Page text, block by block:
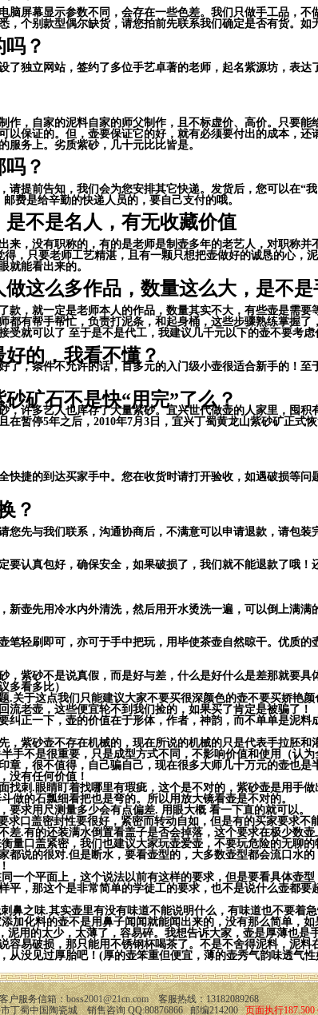
脑屏幕显示参数不同，会存在一些色差。我们只做手工品，不
，个别款型偶尔缺货，请您拍前先联系我们确定是否有货。如
？
了独立网站，签约了多位手艺卓著的老师，起名紫源坊，表
作，自家的泥料自家的师父制作，且不标虚价、高价。只要能
以保证的。但，壶要保证它的好，就有必须要付出的成本，还
服务上。劣质紫砂，几十元比比皆是。
？
请提前告知，我们会为您安排其它快递。发货后，您可以在“
邮费是给辛勤的快递人员的，要自己支付的哦。
不是名人，有无收藏价值
来，没有职称的，有的是老师是制壶多年的老艺人，对职称并
，只要老师工艺精湛，且有一颗只想把壶做好的诚恳的心，
就能看出来的。
这么多作品，数量这么大，是不
款，就一定是老师本人的作品，数量其实不大，有些壶是需要
都有帮手帮忙，负责打泥条，和起身桶，这些步骤熟练掌握
受就可以了 至于是不是代工，我建议几千元以下的壶不要考虑
的，我看不懂？
了，条件不允许的话，百多元的入门级小壶很适合新手的！至
矿石不是快“用完”了么？
，许多艺人也库存了大量紫砂。宜兴世代做壶的人家里，囤
暂停5年之后，2010年7月3日，宜兴丁蜀黄龙山紫砂矿正式
快捷的到达买家手中。您在收货时请打开验收，如遇破损等问
？
您先与我们联系，沟通协商后，不满意可以申请退款，请包装
要认真包好，确保安全，如果破损了，我们就不能退款了哦！
新壶先用冷水内外清洗，然后用开水烫洗一遍，可以倒上满满
笔轻刷即可，亦可于手中把玩，用毕使茶壶自然晾干。优质的
，紫砂不是说真假，而是好与差，什么是好什么是差那就要具
多看多比）
.关于这点我们只能建议大家不要买很深颜色的壶不要买娇艳
流老壶，这些便宜轮不到我们捡的，如果买了肯定是被骗了！
纠正一下，壶的价值在于形体，作者，神韵，而不单单是泥料
，紫砂壶不存在机械的，现在所说的机械的只是代表手拉胚和
手不是很重要，只是成型方式不同，不影响价值和使用（认
章，很不值得，自己骗自己，现在很多大师几十万元的壶也是
没有任何价值！
找刺.眼睛盯着找哪里有瑕疵，这个是不对的，紫砂壶是用手
做的石瓢细看把也是弯的。所以用放大镜看壶是不对的。
要求用尺测量多少会有点偏差. 用眼大概 看一下直的就可以。
求口盖密封性要很好，紧密而转动自如，但是有的买家要求不
差.有的还装满水倒置看盖子是否会掉落，这个要求在极少数
量口盖紧密，我们也建议大家玩壶爱壶，不要玩危险的无聊的
都说的很对.但是断水，要看壶型的，大多数壶型都会流口水
一个平面上，这个说法以前有这样的要求，但是要看具体壶
平，那这个是非常简单的学徒工的要求，也不是说什么壶都要
鼻之味.其实壶里有没有味道不能说明什么，有味道也不要着
加化料的壶不是用鼻子闻闻就能闻出来的，没有那么简单，
泥用的太少，太薄了，容易碎。我想告诉大家，壶是厚薄也是
容易破损，那只能用不锈钢杯喝茶了。不是不舍得泥料，泥
从没见过厚胎吧！(厚的壶笨重但便宜，薄的壶秀气韵味透气性
客户服务信箱：boss2001@21cn.com客服热线：13182089268
丁蜀中国陶瓷城 销售咨询 QQ:80876866 邮编214200页面执行187.500